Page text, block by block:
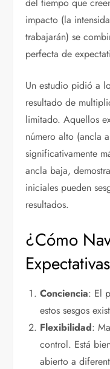
impacto (la
trabajarán) se
perfecta de
Un estudio pidió a
resultado de
limitado. Aquellos
número alto (ancla
significativamente
ancla baja,
iniciales pueden
resultados.
¿Cómo
Conciencia: El
estos sesgos
Flexibilidad:
control. Está
abierto a